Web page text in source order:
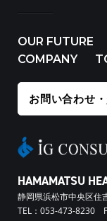
OUR FUTURE
COMPANY
お問い合わせ
HAMAMATSU
静岡県浜松市中央区住
TEL：053-473-8230